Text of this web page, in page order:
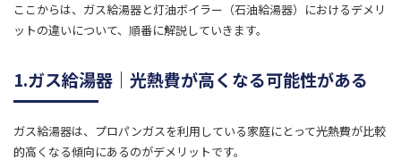
ここからは、ガス給湯器と灯油ボイラー（石油給湯器）におけるデメリ
ットの違いについて、順番に解説していきます。
1.ガス給湯器｜光熱費が高くなる可能性がある
ガス給湯器は、プロパンガスを利用している家庭にとって光熱費が比較
的高くなる傾向にあるのがデメリットです。